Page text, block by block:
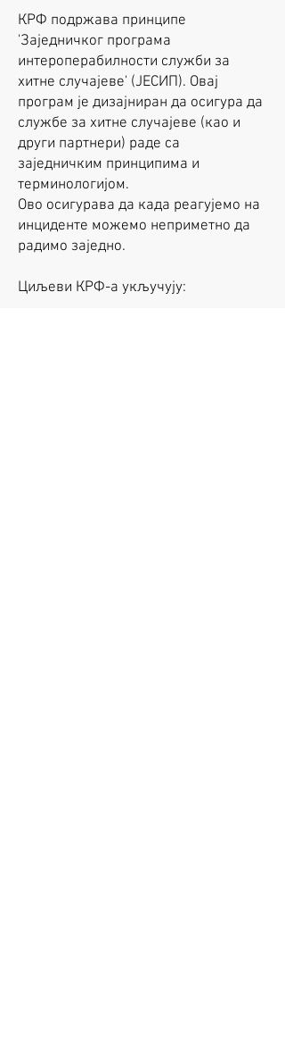
КРФ подржава принципе
'Заједничког програма
интероперабилности служби за
хитне случајеве' (ЈЕСИП). Овај
програм је дизајниран да осигура да
службе за хитне случајеве (као и
други партнери) раде са
заједничким принципима и
терминологијом.
Ово осигурава да када реагујемо на
инциденте можемо неприметно да
радимо заједно.
Циљеви КРФ-а укључују: